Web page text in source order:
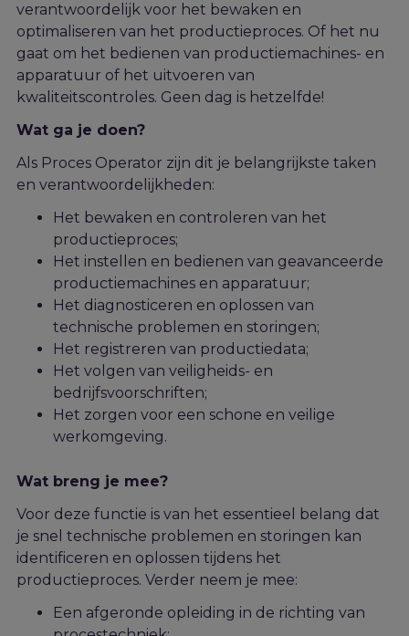
verantwoordelijk voor het bewaken en
optimaliseren van het productieproces. Of het nu
gaat om het bedienen van productiemachines- en
apparatuur of het uitvoeren van
kwaliteitscontroles. Geen dag is hetzelfde!
Wat ga je doen?
Als Proces Operator zijn dit je belangrijkste taken
en verantwoordelijkheden:
Het bewaken en controleren van het
productieproces;
Het instellen en bedienen van geavanceerde
productiemachines en apparatuur;
Het diagnosticeren en oplossen van
technische problemen en storingen;
Het registreren van productiedata;
Het volgen van veiligheids- en
bedrijfsvoorschriften;
Het zorgen voor een schone en veilige
werkomgeving.
Wat breng je mee?
Voor deze functie is van het essentieel belang dat
je snel technische problemen en storingen kan
identificeren en oplossen tijdens het
productieproces. Verder neem je mee:
Een afgeronde opleiding in de richting van